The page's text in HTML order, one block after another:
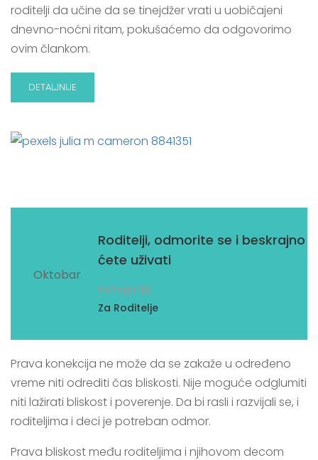
roditelji da učine da se tinejdžer vrati u uobičajeni
dnevno-noćni ritam, pokušaćemo da odgovorimo
ovim člankom.
DETALJNIJE
Oktobar
Roditelji, odmorite se i beskrajno
ćete uživati
Kategorije
Za Roditelje
Prava konekcija ne može da se zakaže u određeno
vreme niti odrediti čas bliskosti. Nije moguće odglumiti
niti lažirati bliskost i poverenje. Da bi rasli i razvijali se, i
roditeljima i deci je potreban odmor.
Prava bliskost među roditeljima i njihovom decom